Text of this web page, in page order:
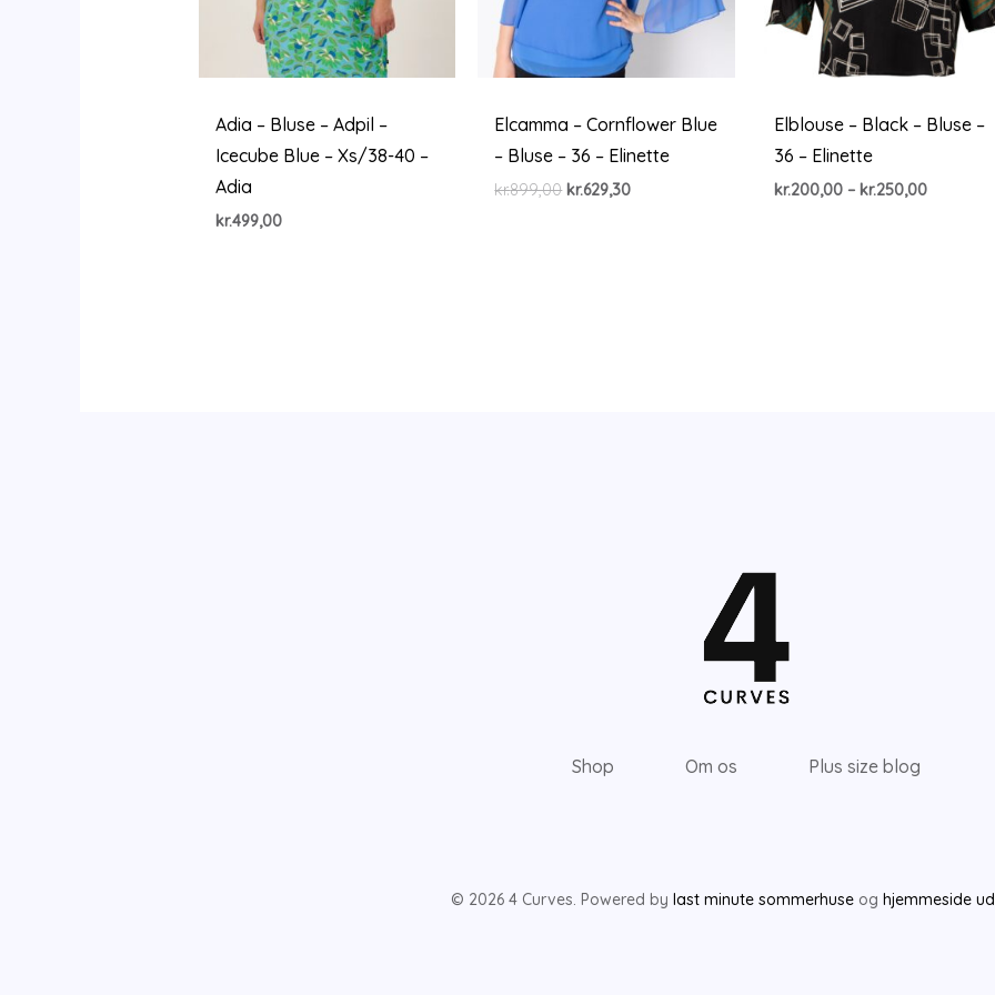
Adia – Bluse – Adpil –
Icecube Blue – Xs/38-40 –
Adia
kr.499,00
Elcamma – Cornflower Blue
– Bluse – 36 – Elinette
kr.899,00 Den
kr.629,30Den
Elblouse – Black – Bluse –
36 – Elinette
kr.200,00 – kr.250,00
Shop Om os Plus size blog
© 2026 4 Curves. Powered by last minute sommerhuse og hjemmeside